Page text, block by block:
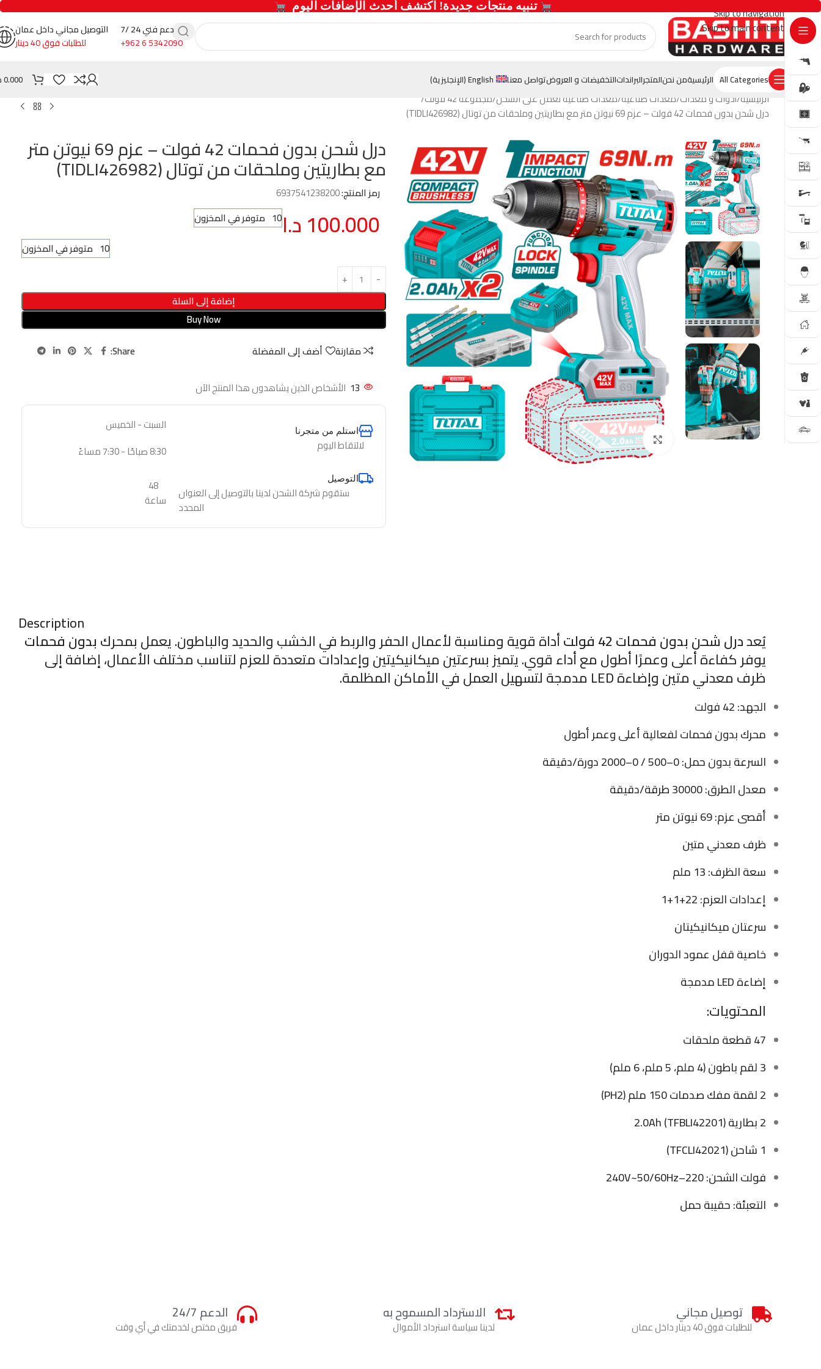
Skip to navigation
Skip to main content
دعم فني 24 /7
+962 6 5342090
التوصيل مجاني داخل عمان
للطلبات فوق 40 دينار
All Categories الرئيسيةمن نحنالمتجرالبرانداتالتخفيضات و العروضتواصل معنا English
(الإنجليزية)
0.000
الرئيسية أدوات و معدات معدات صناعية معدات صناعية تعمل على الشحن مجموعة 42 فولت
درل شحن بدون فحمات 42 فولت – عزم 69 نيوتن متر مع بطاريتين وملحقات من توتال (TIDLI426982)
Click to enlarge
درل شحن بدون فحمات 42 فولت – عزم 69 نيوتن متر
مع بطاريتين وملحقات من توتال (TIDLI426982)
رمز المنتج:6937541238200
100.000د.ا10 متوفر في المخزون
10 متوفر في المخزون
إضافة إلى السلة
Buy Now
مقارنة
أضف إلى المفضلة Share:
13 الأشخاص الذين يشاهدون هذا المنتج الآن
استلم من متجرنا
لالتقاط اليوم
السبت - الخميس
8:30 صباحًا - 7:30 مساءً
التوصيل
ستقوم شركة الشحن لدينا بالتوصيل إلى العنوان
المحدد
48
ساعة
Description
يُعددرل شحن بدون فحمات 42 فولت أداة قوية ومناسبة لأعمال الحفر والربط في الخشب والحديد والباطون. يعمل بمحركبدون فحمات
يوفر كفاءة أعلى وعمرًا أطول مع أداء قوي. يتميز بسرعتين ميكانيكيتين وإعدادات متعددة للعزم لتناسب مختلف الأعمال، إضافة إلى
ظرف معدني متين وإضاءة LED مدمجة لتسهيل العمل في الأماكن المظلمة.
الجهد: 42 فولت
محرك بدون فحمات لفعالية أعلى وعمر أطول
السرعة بدون حمل: 0–500 / 0–2000 دورة/دقيقة
معدل الطرق: 30000 طرقة/دقيقة
أقصى عزم: 69 نيوتن متر
ظرف معدني متين
سعة الظرف: 13 ملم
إعدادات العزم: 22+1+1
سرعتان ميكانيكيتان
خاصية قفل عمود الدوران
إضاءة LED مدمجة
المحتويات:
47 قطعة ملحقات
3 لقم باطون (4 ملم، 5 ملم، 6 ملم)
2 لقمة مفك صدمات 150 ملم (PH2)
2 بطارية 2.0Ah (TFBLI42201)
1 شاحن (TFCLI42021)
فولت الشحن: 220–240V~50/60Hz
التعبئة: حقيبة حمل
توصيل مجاني
للطلبات فوق 40 دينار داخل عمان
الاسترداد المسموح به
لدينا سياسة استرداد الأموال
الدعم 24/7
فريق مختص لخدمتك في أي وقت
  تنبيه منتجات جديدة! اكتشف أحدث الإضافات اليوم
GET OFFER